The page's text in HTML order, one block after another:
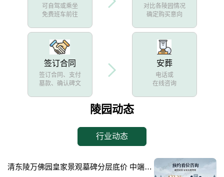
可自驾或乘坐
免费班车前往
对比各陵园情况
确定购买意向
签订合同
签订合同、支付
墓款、确认碑文
安葬
电话或
在线咨询
陵园动态
行业动态
清东陵万佛园皇家景观墓碑分层底价 中端墓位限时直降上万：超值优惠活动详解与选购指南